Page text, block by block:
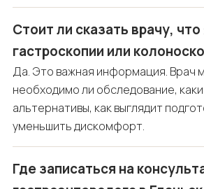
Стоит ли сказать врачу,
гастроскопии или
Да. Это важная информация. Врач
необходимо ли обследование,
альтернативы, как выглядит
уменьшить дискомфорт.
Где записаться на